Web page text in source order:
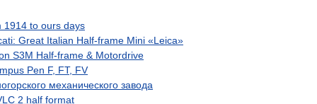
1914 to ours days
Great Italian Half-frame Mini «Leica»
S3M Half-frame & Motordrive
Pen F, FT, FV
механического завода
2 half format